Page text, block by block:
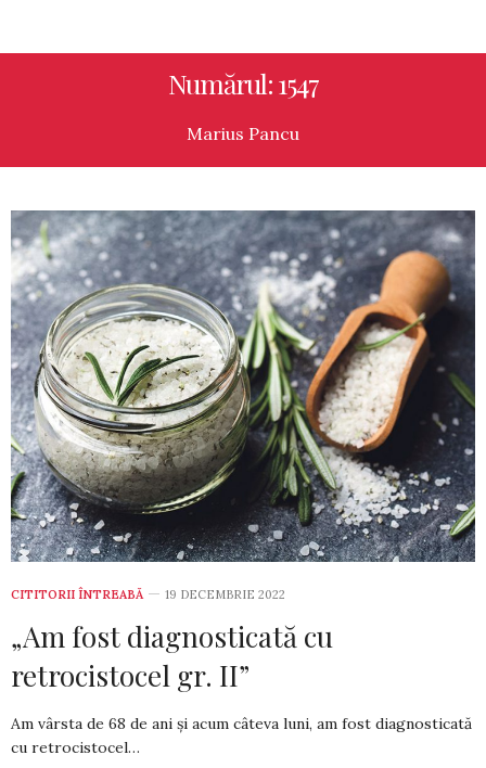
Numărul: 1547
Marius Pancu
CITITORII ÎNTREABĂ 19 DECEMBRIE 2022
„Am fost diagnosticată cu
retrocistocel gr. II”
Am vârsta de 68 de ani și acum câteva luni, am fost diag­nosticată
cu retrocistocel…